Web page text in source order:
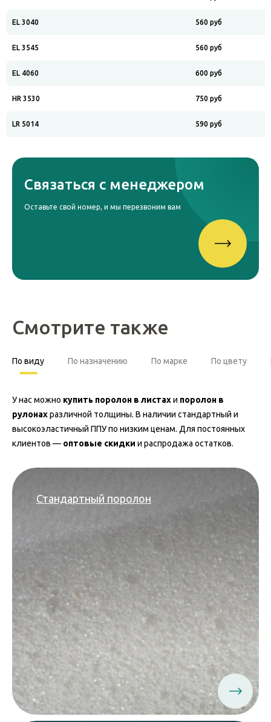
EL 3040 560 руб
EL 3545 560 руб
EL 4060 600 руб
HR 3530 750 руб
LR 5014 590 руб
Связаться с менеджером
Оставьте свой номер, и мы перезвоним вам
Смотрите также
По виду По назначению По марке По цвету
У нас можно купить поролон в листахи поролон в
рулонахразличной толщины. В наличии стандартный и
высокоэластичный ППУ по низким ценам. Для постоянных
клиентов — оптовые скидки и распродажа остатков.
Стандартный поролон